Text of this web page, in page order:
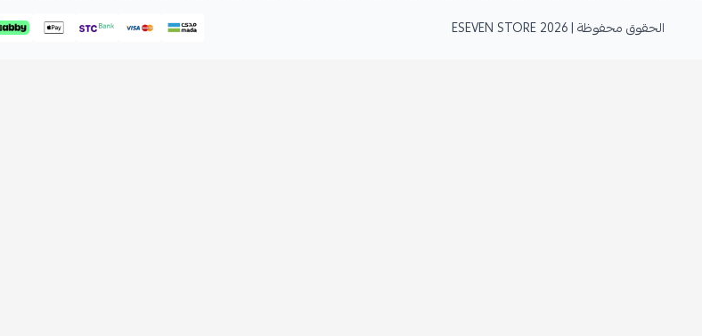
الحقوق محفوظة | 2026 ESEVEN STORE